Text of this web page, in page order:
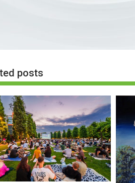
posts